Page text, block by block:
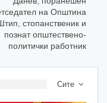
на Општина
стопанственик и
познат општествено-
политички работник
Сите